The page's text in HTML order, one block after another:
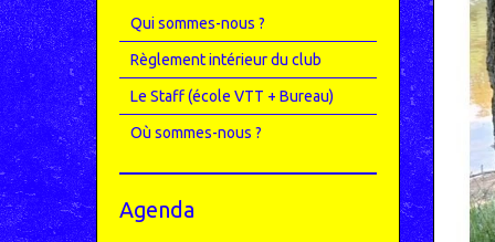
Qui sommes-nous ?
Règlement intérieur du club
Le Staff (école VTT + Bureau)
Où sommes-nous ?
Agenda